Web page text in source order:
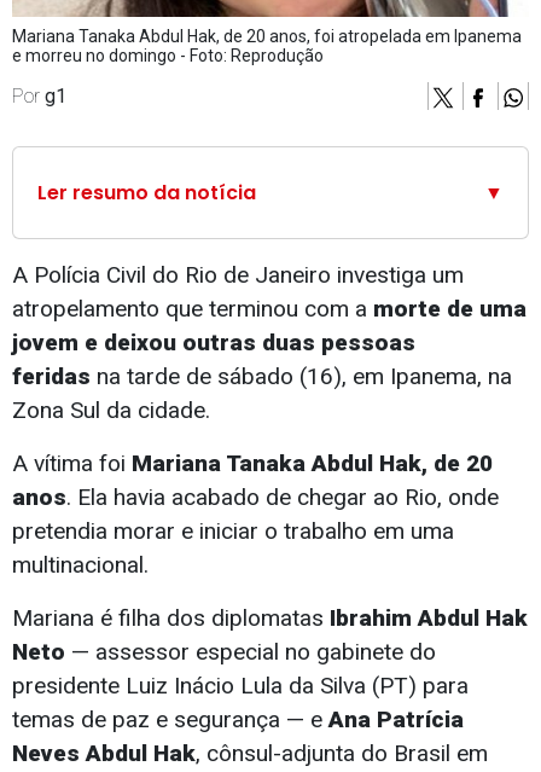
Mariana Tanaka Abdul Hak, de 20 anos, foi atropelada em Ipanema
e morreu no domingo - Foto: Reprodução
Por g1
Ler resumo da notícia ▼
A Polícia Civil do Rio de Janeiro investiga um
atropelamento que terminou com a morte de uma
jovem e deixou outras duas pessoas
feridas na tarde de sábado (16), em Ipanema, na
Zona Sul da cidade.
A vítima foi Mariana Tanaka Abdul Hak, de 20
anos. Ela havia acabado de chegar ao Rio, onde
pretendia morar e iniciar o trabalho em uma
multinacional.
Mariana é filha dos diplomatas Ibrahim Abdul Hak
Neto — assessor especial no gabinete do
presidente Luiz Inácio Lula da Silva (PT) para
temas de paz e segurança — eAna Patrícia
Neves Abdul Hak, cônsul-adjunta do Brasil em